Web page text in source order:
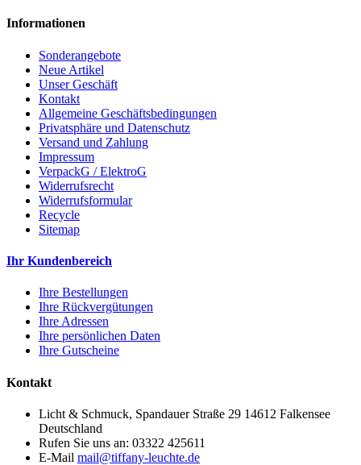
Informationen
Sonderangebote
Neue Artikel
Unser Geschäft
Kontakt
Allgemeine Geschäftsbedingungen
Privatsphäre und Datenschutz
Versand und Zahlung
Impressum
VerpackG / ElektroG
Widerrufsrecht
Widerrufsformular
Recycle
Sitemap
Ihr Kundenbereich
Ihre Bestellungen
Ihre Rückvergütungen
Ihre Adressen
Ihre persönlichen Daten
Ihre Gutscheine
Kontakt
Licht & Schmuck, Spandauer Straße 29 14612 Falkensee
Deutschland
Rufen Sie uns an: 03322 425611
E-Mail mail@tiffany-leuchte.de